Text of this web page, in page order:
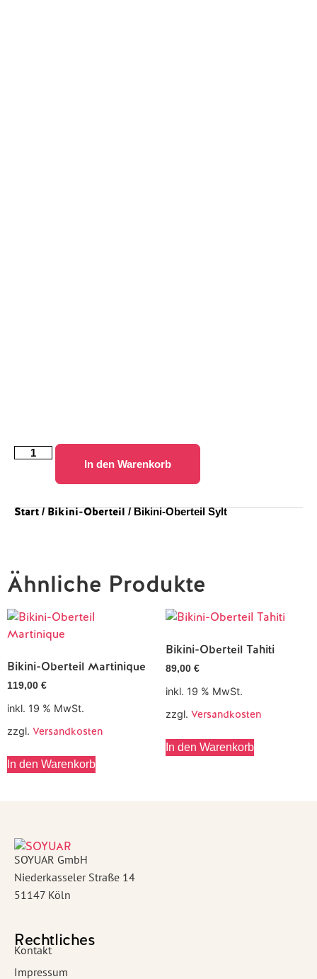
In den Warenkorb
Start/Bikini-Oberteil/ Bikini-Oberteil Sylt
Ähnliche Produkte
Bikini-Oberteil Martinique
119,00 €
inkl. 19 % MwSt.
zzgl. Versandkosten
In den Warenkorb
Bikini-Oberteil Tahiti
89,00 €
inkl. 19 % MwSt.
zzgl. Versandkosten
In den Warenkorb
SOYUAR GmbH
Niederkasseler Straße 14
51147 Köln
Rechtliches
Kontakt
Impressum